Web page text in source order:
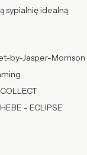
sypialnię idealną
by-Jasper-Morrison
- ECLIPSE